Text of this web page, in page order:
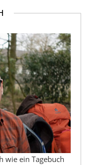
wie ein Tagebuch